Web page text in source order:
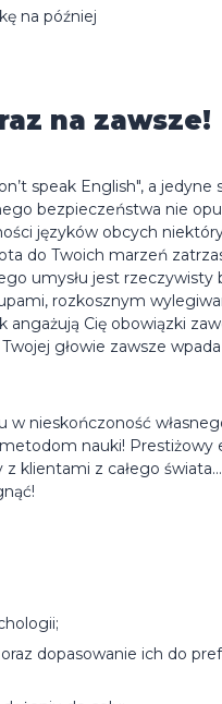
na później
na zawsze!
speak English", a jedyne
bezpieczeństwa nie
języków obcych
do Twoich marzeń
umysłu jest rzeczywisty
rozkosznym
Cię obowiązki
głowie zawsze
w nieskończoność
nauki! Prestiżowy
klientami z całego
dopasowanie ich do